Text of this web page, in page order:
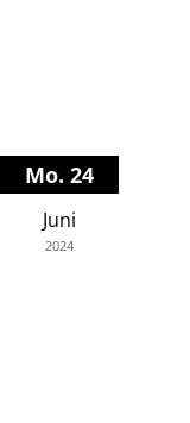
Mo. 24
Juni
2024